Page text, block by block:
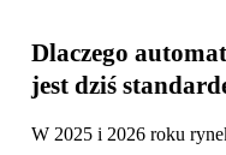
Dlaczego
jest dziś
W 2025 i 2026 roku